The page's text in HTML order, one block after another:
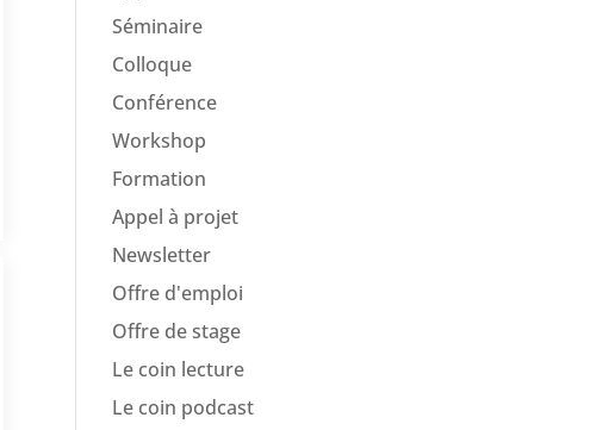
Séminaire
Colloque
Conférence
Workshop
Formation
Appel à projet
Newsletter
Offre d'emploi
Offre de stage
Le coin lecture
Le coin podcast